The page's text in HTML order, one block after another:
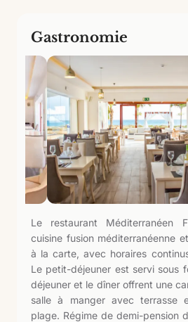
Gastronomie
Le restaurant Méditerranéen
cuisine fusion méditerranéenne
à la carte, avec horaires
Le petit-déjeuner est servi sous
déjeuner et le dîner offrent une
salle à manger avec terrasse
plage. Régime de demi-pension